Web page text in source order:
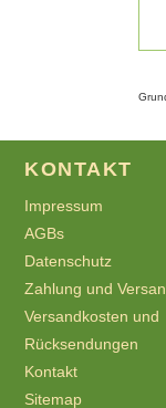
KONTAKT
Impressum
AGBs
Datenschutz
Zahlung und
Versandkosten und
Rücksendungen
Kontakt
Sitemap